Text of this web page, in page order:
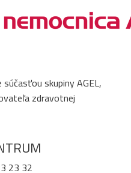
súčasťou skupiny AGEL,
zdravotnej
23 32